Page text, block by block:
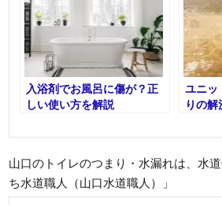
入浴剤でお風呂に傷が？正
しい使い方を解説
ユニッ
りの
山口のトイレのつまり・水漏れは、水
ち水道職人（山口水道職人）」